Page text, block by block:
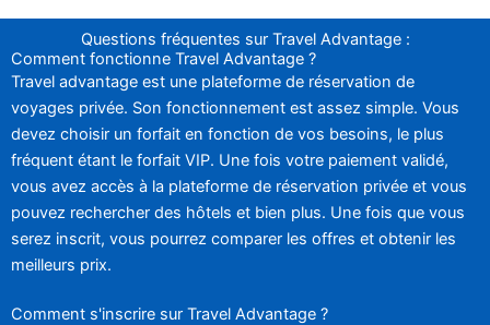
Questions fréquentes sur Travel Advantage :
Comment fonctionne Travel Advantage ?
Travel advantage est une plateforme de réservation de
voyages privée. Son fonctionnement est assez simple. Vous
devez choisir un forfait en fonction de vos besoins, le plus
fréquent étant le forfait VIP. Une fois votre paiement validé,
vous avez accès à la plateforme de réservation privée et vous
pouvez rechercher des hôtels et bien plus. Une fois que vous
serez inscrit, vous pourrez comparer les offres et obtenir les
meilleurs prix.
Comment s'inscrire sur Travel Advantage ?